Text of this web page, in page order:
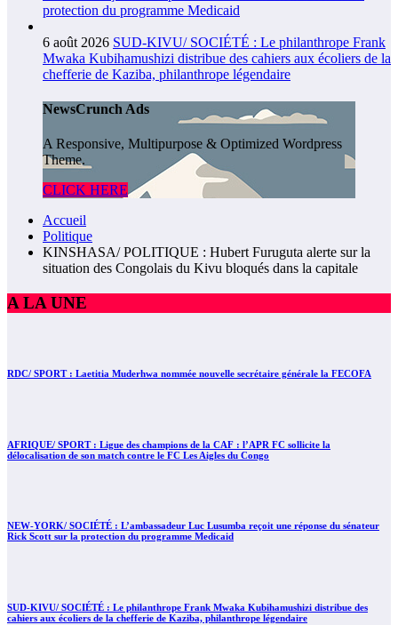
protection du programme Medicaid
6 août 2026 SUD-KIVU/ SOCIÉTÉ : Le philanthrope Frank
Mwaka Kubihamushizi distribue des cahiers aux écoliers de la
chefferie de Kaziba, philanthrope légendaire
NewsCrunch Ads
A Responsive, Multipurpose & Optimized Wordpress
Theme.
CLICK HERE
Accueil
Politique
KINSHASA/ POLITIQUE : Hubert Furuguta alerte sur la
situation des Congolais du Kivu bloqués dans la capitale
A LA UNE
RDC/ SPORT : Laetitia Muderhwa nommée nouvelle secrétaire générale la FECOFA
AFRIQUE/ SPORT : Ligue des champions de la CAF : l’APR FC sollicite la
délocalisation de son match contre le FC Les Aigles du Congo
NEW-YORK/ SOCIÉTÉ : L’ambassadeur Luc Lusumba reçoit une réponse du sénateur
Rick Scott sur la protection du programme Medicaid
SUD-KIVU/ SOCIÉTÉ : Le philanthrope Frank Mwaka Kubihamushizi distribue des
cahiers aux écoliers de la chefferie de Kaziba, philanthrope légendaire